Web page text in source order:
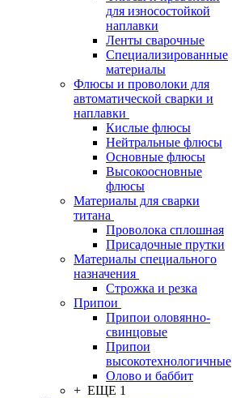
для износостойкой
наплавки
Ленты сварочные
Специализированные
материалы
Флюсы и проволоки для
автоматической сварки и
наплавки
Кислые флюсы
Нейтральные флюсы
Основные флюсы
Высокоосновные
флюсы
Материалы для сварки
титана
Проволока сплошная
Присадочные прутки
Материалы специального
назначения
Строжка и резка
Припои
Припои оловянно-
свинцовые
Припои
высокотехнологичные
Олово и баббит
+ ЕЩЕ 1